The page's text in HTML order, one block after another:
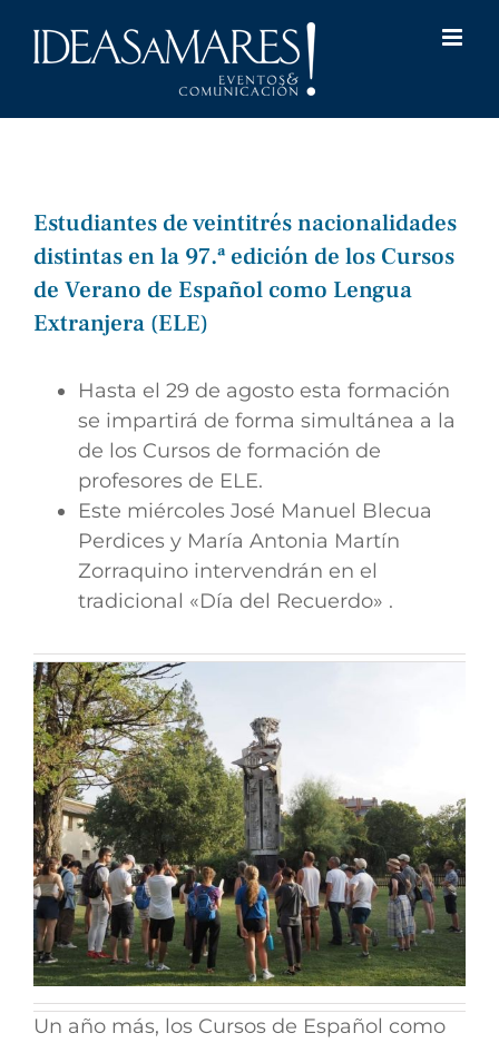
Estudiantes de veintitrés nacionalidades
distintas en la 97.ª edición de los Cursos
de Verano de Español como Lengua
Extranjera (ELE)
Hasta el 29 de agosto esta formación
se impartirá de forma simultánea a la
de los Cursos de formación de
profesores de ELE.
Este miércoles José Manuel Blecua
Perdices y María Antonia Martín
Zorraquino intervendrán en el
tradicional «Día del Recuerdo» .
Un año más, los Cursos de Español como